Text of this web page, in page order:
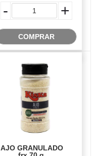
- +
COMPRAR
AJO GRANULADO